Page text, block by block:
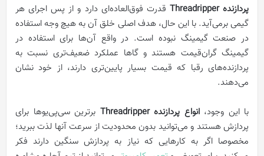
پردازنده‌ Threadripper
قدرت فوق‌العاده‌ای دارد و از پس اجرای هر
گیمی برمی‌آید. با این حال، هدف اصلی خلق آن‌ به هیچ وجه استفاده
در صنعت گیمینگ نبوده است. در واقع آن‌ها برای استفاده در
گیمینگ گران‌قیمت هستند و گاها عملکرد ضعیف‌تری نسبت به
پردازنده‌های رقبا که قیمت بسیار پایین‌تری دارند، از خود نشان
می‌دهند.
با این وجود،انواع پردازنده‌ Threadripper
برترین سی‌پی‌یوها برای
پردازش هستند و می‌توانید بدون محدودیت از سرعت آنها لذت ببرید؛
مخصوصا اگر به کارهایی که نیاز به پردازش سنگین دارند فکر